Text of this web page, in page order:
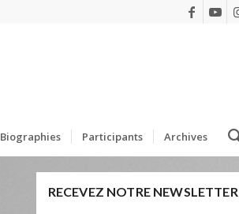
Biographies Participants Archives
RECEVEZ NOTRE NEWSLETTER